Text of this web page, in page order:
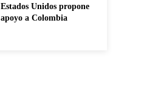
Estados Unidos propone
apoyo a Colombia